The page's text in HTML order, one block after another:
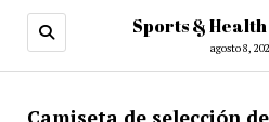
Sports &
agosto 8,
Camiseta de selección